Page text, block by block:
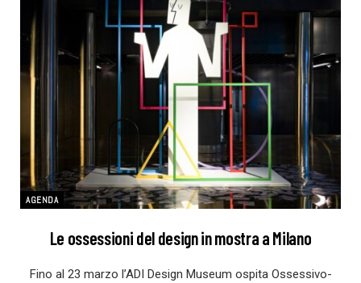
AGENDA
Le ossessioni del design in mostra a Milano
Fino al 23 marzo l’ADI Design Museum ospita Ossessivo-